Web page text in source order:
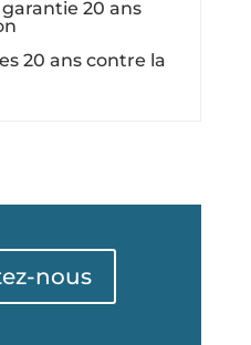
20 ans
20 ans contre la
nous